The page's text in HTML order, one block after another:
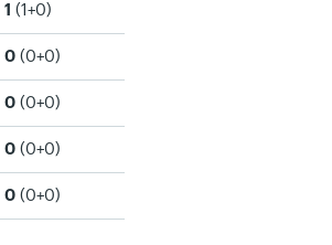
1 (1+0)
0 (0+0)
0 (0+0)
0 (0+0)
0 (0+0)